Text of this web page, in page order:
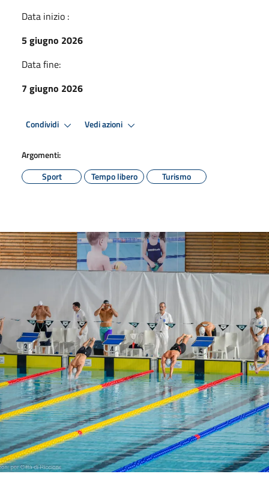
Data inizio :
5 giugno 2026
Data fine:
7 giugno 2026
Condividi Vedi azioni
Argomenti:
Sport
Tempo libero Turismo